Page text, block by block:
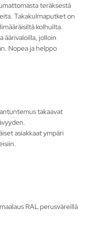
teräksestä
Takakulmaputket on
kolhuilta.
äärivaloilla, jolloin
Nopea ja helppo
takaavat
asiakkaat ympäri
RAL perusväreillä